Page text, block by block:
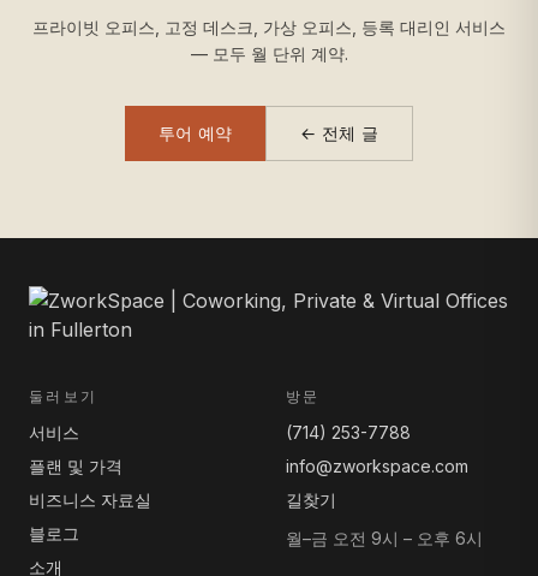
프라이빗 오피스, 고정 데스크, 가상 오피스, 등록 대리인 서비스
— 모두 월 단위 계약.
투어 예약 ← 전체 글
둘러보기
서비스
플랜 및 가격
비즈니스 자료실
블로그
소개
방문
(714) 253-7788
info@zworkspace.com
길찾기
월–금 오전 9시 – 오후 6시